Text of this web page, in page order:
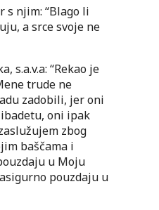
s njim: “Blago li
a srce svoje ne
s.a.v.a: “Rekao je
trude ne
zadobili, jer oni
oni ipak
zbog
baščama i
u Moju
pouzdaju u